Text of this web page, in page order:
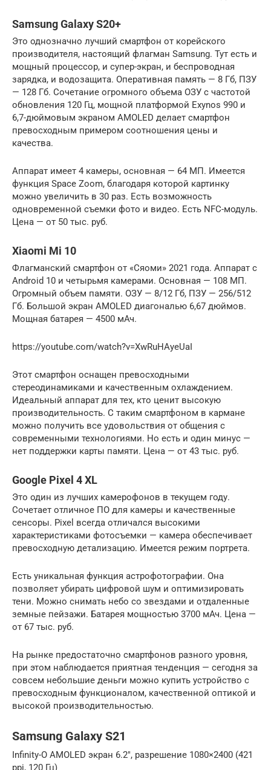
Samsung Galaxy S20+
Это однозначно лучший смартфон от корейского
производителя, настоящий флагман Samsung. Тут есть и
мощный процессор, и супер-экран, и беспроводная
зарядка, и водозащита. Оперативная память — 8 Гб, ПЗУ
— 128 Гб. Сочетание огромного объема ОЗУ с частотой
обновления 120 Гц, мощной платформой Exynos 990 и
6,7-дюймовым экраном AMOLED делает смартфон
превосходным примером соотношения цены и
качества.
Аппарат имеет 4 камеры, основная — 64 МП. Имеется
функция Space Zoom, благодаря которой картинку
можно увеличить в 30 раз. Есть возможность
одновременной съемки фото и видео. Есть NFC-модуль.
Цена — от 50 тыс. руб.
Xiaomi Mi 10
Флагманский смартфон от «Сяоми» 2021 года. Аппарат с
Android 10 и четырьмя камерами. Основная — 108 МП.
Огромный объем памяти. ОЗУ — 8/12 Гб, ПЗУ — 256/512
Гб. Большой экран AMOLED диагональю 6,67 дюймов.
Мощная батарея — 4500 мАч.
https://youtube.com/watch?v=XwRuHAyeUaI
Этот смартфон оснащен превосходными
стереодинамиками и качественным охлаждением.
Идеальный аппарат для тех, кто ценит высокую
производительность. С таким смартфоном в кармане
можно получить все удовольствия от общения с
современными технологиями. Но есть и один минус —
нет поддержки карты памяти. Цена — от 43 тыс. руб.
Google Pixel 4 XL
Это один из лучших камерофонов в текущем году.
Сочетает отличное ПО для камеры и качественные
сенсоры. Pixel всегда отличался высокими
характеристиками фотосъемки — камера обеспечивает
превосходную детализацию. Имеется режим портрета.
Есть уникальная функция астрофотографии. Она
позволяет убирать цифровой шум и оптимизировать
тени. Можно снимать небо со звездами и отдаленные
земные пейзажи. Батарея мощностью 3700 мАч. Цена —
от 67 тыс. руб.
На рынке предостаточно смартфонов разного уровня,
при этом наблюдается приятная тенденция — сегодня за
совсем небольшие деньги можно купить устройство с
превосходным функционалом, качественной оптикой и
высокой производительностью.
Samsung Galaxy S21
Infinity-O AMOLED экран 6.2″, разрешение 1080×2400 (421
ppi, 120 Гц)